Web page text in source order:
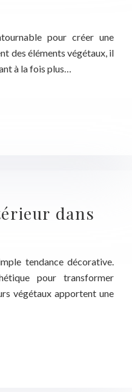
pour créer une
des éléments végétaux, il
à la fois plus…
dans
tendance décorative.
pour transformer
végétaux apportent une